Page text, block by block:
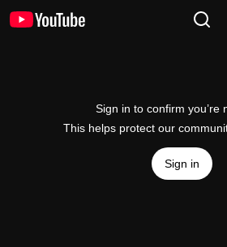
Sign in to confirm you’re
This helps protect our
Sign in